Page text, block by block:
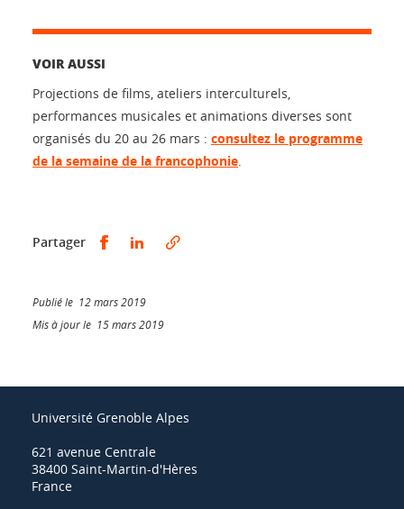
VOIR AUSSI
Projections de films, ateliers interculturels,
performances musicales et animations diverses sont
organisés du 20 au 26 mars : consultez le programme
de la semaine de la francophonie
Partager Partager sur Facebook
Partager sur LinkedIn
Publié le 12 mars 2019
Mis à jour le 15 mars 2019
Université Grenoble Alpes
621 avenue Centrale
38400 Saint-Martin-d'Hères
France